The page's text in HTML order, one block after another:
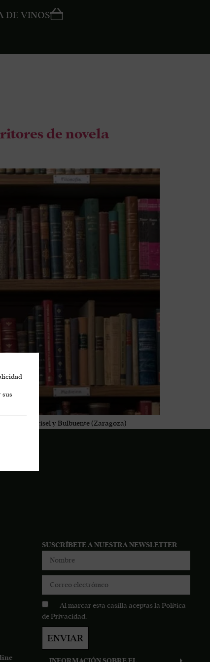
DE VINOS
de novela
de Grisel y Bulbuente (Zaragoza)
SUSCRÍBETE A NUESTRA NEWSLETTER
Al marcar esta casilla aceptas la Política
de Privacidad.
ENVIAR
sus